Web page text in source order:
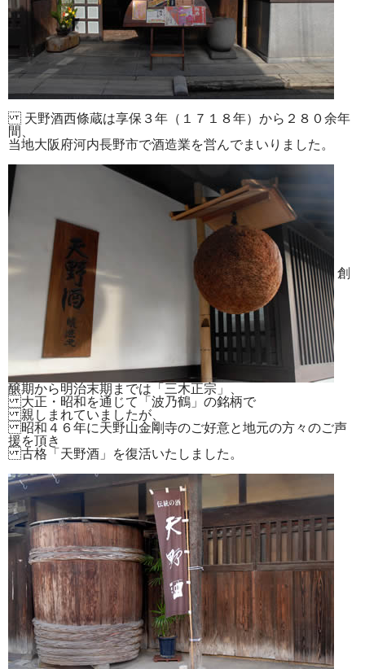
天野酒西條蔵は享保３年（１７１８年）から２８０余年
間、
当地大阪府河内長野市で酒造業を営んでまいりました。
創
醸期から明治末期までは「三木正宗」、
大正・昭和を通じて「波乃鶴」の銘柄で
親しまれていましたが、
昭和４６年に天野山金剛寺のご好意と地元の方々のご声
援を頂き
古格「天野酒」を復活いたしました。